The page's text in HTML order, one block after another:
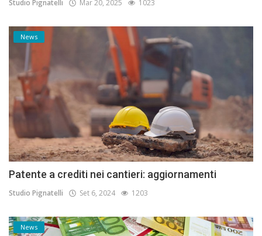
Studio Pignatelli Mar 20, 2025 1023
News
Patente a crediti nei cantieri: aggiornamenti
Studio Pignatelli Set 6, 2024 1203
News